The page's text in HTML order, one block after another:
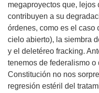
megaproyectos que,
contribuyen a su
órdenes, como es el caso
cielo abierto), la siembra
y el deletéreo fracking.
tenemos de federalismo
Constitución no nos
regresión estéril del